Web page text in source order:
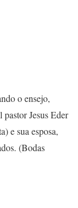
o ensejo,
Jesus Eder
e sua esposa,
(Bodas